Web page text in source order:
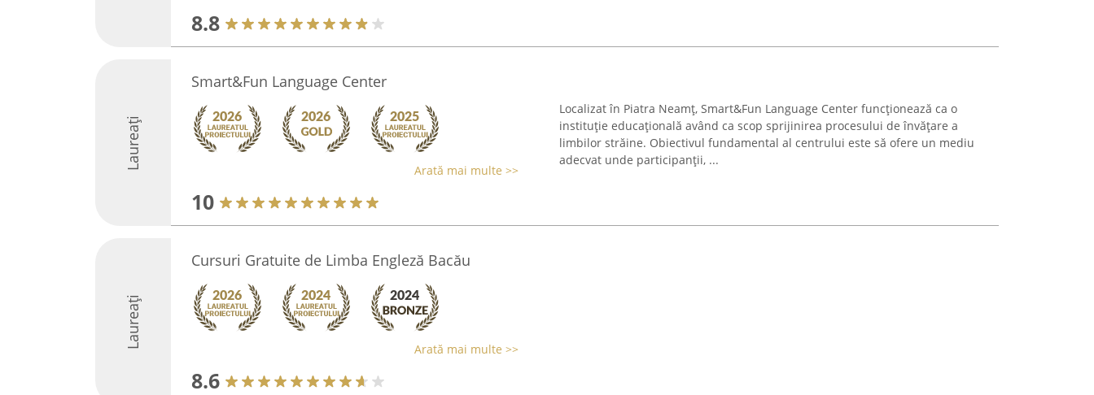
8.8
Laureați
Smart&Fun Language Center
Arată mai multe >>
10
Localizat în Piatra Neamț, Smart&Fun Language Center funcționează ca o
instituție educațională având ca scop sprijinirea procesului de învățare a
limbilor străine. Obiectivul fundamental al centrului este să ofere un mediu
adecvat unde participanții, ...
Laureați
Cursuri Gratuite de Limba Engleză Bacău
Arată mai multe >>
8.6